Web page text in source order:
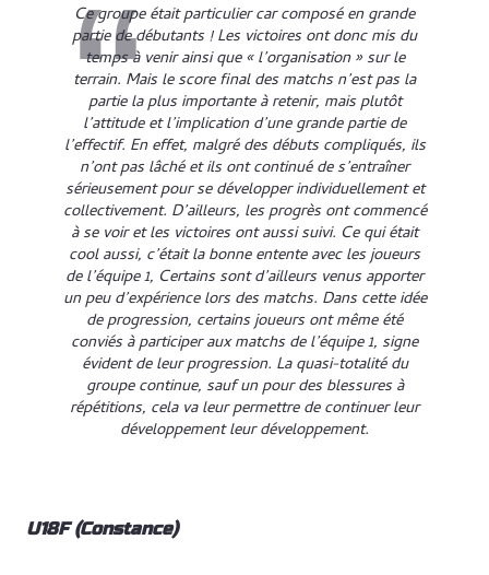
Ce groupe était particulier car composé en grande
partie de débutants ! Les victoires ont donc mis du
temps à venir ainsi que « l’organisation » sur le
terrain. Mais le score final des matchs n’est pas la
partie la plus importante à retenir, mais plutôt
l’attitude et l’implication d’une grande partie de
l’effectif. En effet, malgré des débuts compliqués, ils
n’ont pas lâché et ils ont continué de s’entraîner
sérieusement pour se développer individuellement et
collectivement. D’ailleurs, les progrès ont commencé
à se voir et les victoires ont aussi suivi. Ce qui était
cool aussi, c’était la bonne entente avec les joueurs
de l’équipe 1, Certains sont d’ailleurs venus apporter
un peu d’expérience lors des matchs. Dans cette idée
de progression, certains joueurs ont même été
conviés à participer aux matchs de l’équipe 1, signe
évident de leur progression. La quasi-totalité du
groupe continue, sauf un pour des blessures à
répétitions, cela va leur permettre de continuer leur
développement leur développement.
U18F (Constance)